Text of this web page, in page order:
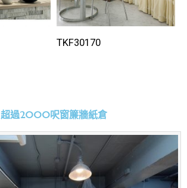
TKF30170
超過2000呎窗簾牆紙倉